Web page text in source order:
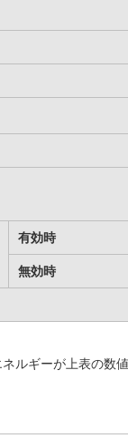
有効時
無効時
ルギーが上表の数